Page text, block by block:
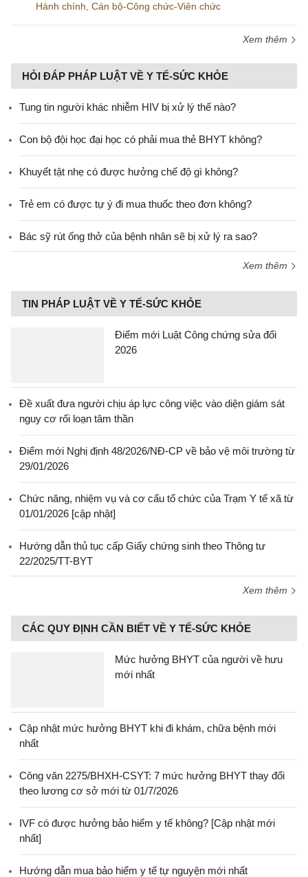
Hành chính Cán bộ-Công chức-Viên chức
Xem thêm
HỎI ĐÁP PHÁP LUẬT VỀ Y TẾ-SỨC KHỎE
Tung tin người khác nhiễm HIV bị xử lý thế nào?
Con bộ đội học đại học có phải mua thẻ BHYT không?
Khuyết tật nhẹ có được hưởng chế độ gì không?
Trẻ em có được tự ý đi mua thuốc theo đơn không?
Bác sỹ rút ống thở của bệnh nhân sẽ bị xử lý ra sao?
Xem thêm
TIN PHÁP LUẬT VỀ Y TẾ-SỨC KHỎE
Điểm mới Luật Công chứng sửa đổi
2026
Đề xuất đưa người chịu áp lực công việc vào diện giám sát
nguy cơ rối loạn tâm thần
Điểm mới Nghị định 48/2026/NĐ-CP về bảo vệ môi trường từ
29/01/2026
Chức năng, nhiệm vụ và cơ cấu tổ chức của Trạm Y tế xã từ
01/01/2026 [cập nhật]
Hướng dẫn thủ tục cấp Giấy chứng sinh theo Thông tư
22/2025/TT-BYT
Xem thêm
CÁC QUY ĐỊNH CẦN BIẾT VỀ Y TẾ-SỨC KHỎE
Mức hưởng BHYT của người về hưu
mới nhất
Cập nhật mức hưởng BHYT khi đi khám, chữa bệnh mới
nhất
Công văn 2275/BHXH-CSYT: 7 mức hưởng BHYT thay đổi
theo lương cơ sở mới từ 01/7/2026
IVF có được hưởng bảo hiểm y tế không? [Cập nhật mới
nhất]
Hướng dẫn mua bảo hiểm y tế tự nguyện mới nhất